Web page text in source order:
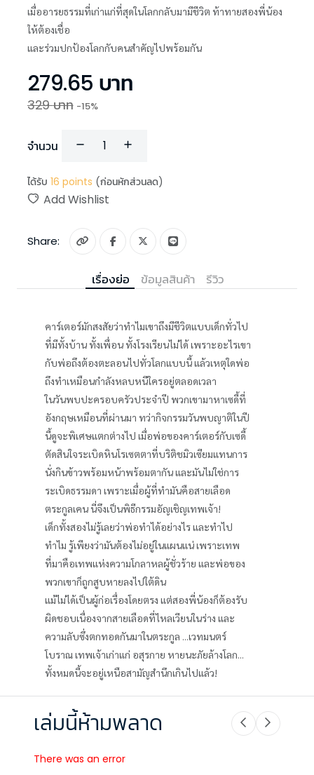
เมื่ออารยธรรมที่เก่าแก่ที่สุดในโลกกลับมามีชีวิต ท้าทายสองพี่น้อง
ให้ต้องเชื่อ
และร่วมปกป้องโลกกับคนสำคัญไปพร้อมกัน
279.65 บาท
329บาท -15%
จำนวน
ได้รับ 16 points (ก่อนหักส่วนลด)
Add Wishlist
Share:
เรื่องย่อ ข้อมูลสินค้า รีวิว
คาร์เตอร์มักสงสัยว่าทำไมเขาถึงมีชีวิตแบบเด็กทั่วไป
ที่มีทั้งบ้าน ทั้งเพื่อน ทั้งโรงเรียนไม่ได้ เพราะอะไรเขา
กับพ่อถึงต้องตะลอนไปทั่วโลกแบบนี้ แล้วเหตุใดพ่อ
ถึงทำเหมือนกำลังหลบหนีใครอยู่ตลอดเวลา
ในวันพบปะครอบครัวประจำปี พวกเขามาหาเซดี้ที่
อังกฤษเหมือนที่ผ่านมา ทว่ากิจกรรมวันพบญาติในปี
นี้ดูจะพิเศษแตกต่างไป เมื่อพ่อของคาร์เตอร์กับเซดี้
ตัดสินใจระเบิดหินโรเซตตาที่บริติชมิวเซียมแทนการ
นั่งกินข้าวพร้อมหน้าพร้อมตากัน และมันไม่ใช่การ
ระเบิดธรรมดา เพราะเมื่อผู้ที่ทำมันคือสายเลือด
ตระกูลเคน นี่จึงเป็นพิธีกรรมอัญเชิญเทพเจ้า!
เด็กทั้งสองไม่รู้เลยว่าพ่อทำได้อย่างไร และทำไป
ทำไม รู้เพียงว่ามันต้องไม่อยู่ในแผนแน่ เพราะเทพ
ที่มาคือเทพแห่งความโกลาหลผู้ชั่วร้าย และพ่อของ
พวกเขาก็ถูกสูบหายลงไปใต้ดิน
แม้ไม่ได้เป็นผู้ก่อเรื่องโดยตรง แต่สองพี่น้องก็ต้องรับ
ผิดชอบเนื่องจากสายเลือดที่ไหลเวียนในร่าง และ
ความลับซึ่งตกทอดกันมาในตระกูล ...เวทมนตร์
โบราณ เทพเจ้าเก่าแก่ อสุรกาย หายนะภัยล้างโลก...
ทั้งหมดนี้จะอยู่เหนือสามัญสำนึกเกินไปแล้ว!
เล่มนี้ห้ามพลาด
There was an error